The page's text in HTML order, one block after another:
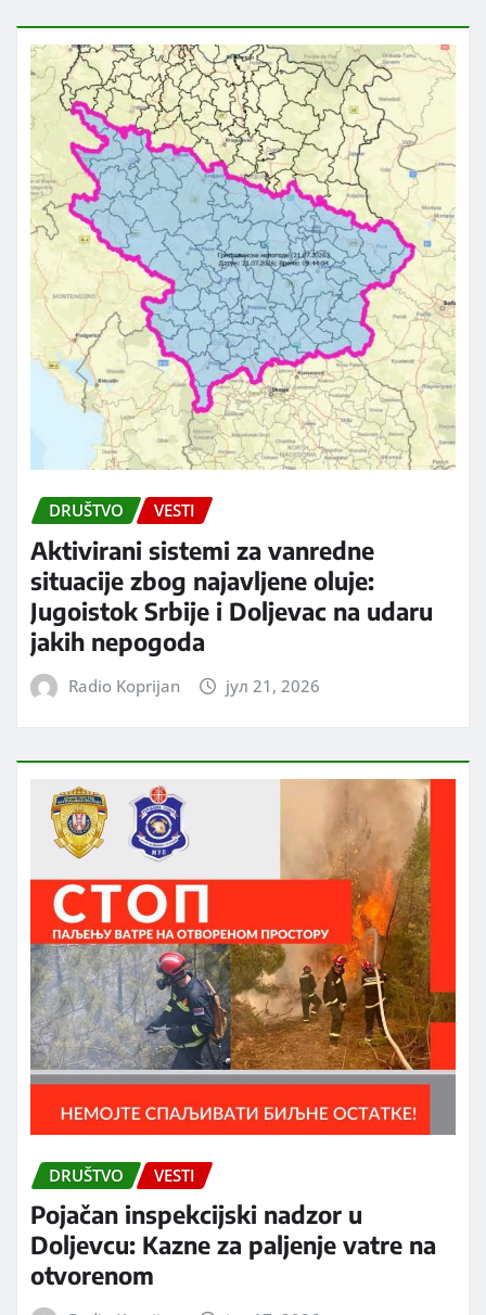
DRUŠTVO VESTI
Aktivirani sistemi za vanredne
situacije zbog najavljene oluje:
Jugoistok Srbije i Doljevac na udaru
jakih nepogoda
Radio Koprijan јул 21, 2026
DRUŠTVO VESTI
Pojačan inspekcijski nadzor u
Doljevcu: Kazne za paljenje vatre na
otvorenom